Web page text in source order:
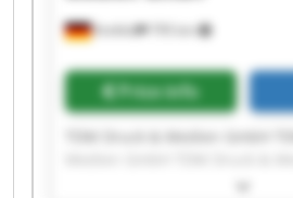
Krefeld 795 km
Price info
Druck & Medien GmbH TDM